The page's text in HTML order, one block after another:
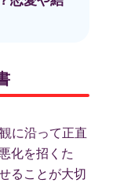
に沿って正直
化を招くた
ることが大切